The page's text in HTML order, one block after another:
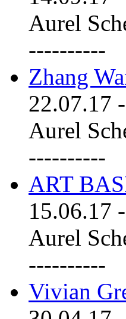
Aurel
----------
Zhang
22.07.17 -
Aurel
----------
ART
15.06.17 -
Aurel
----------
Vivian